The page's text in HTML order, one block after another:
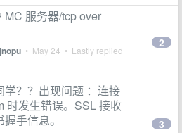
服务器/tcp over
• May 24 • Lastly replied
2
学？？出现问题 ：连接
时发生错误。SSL 接收
手信息。
3